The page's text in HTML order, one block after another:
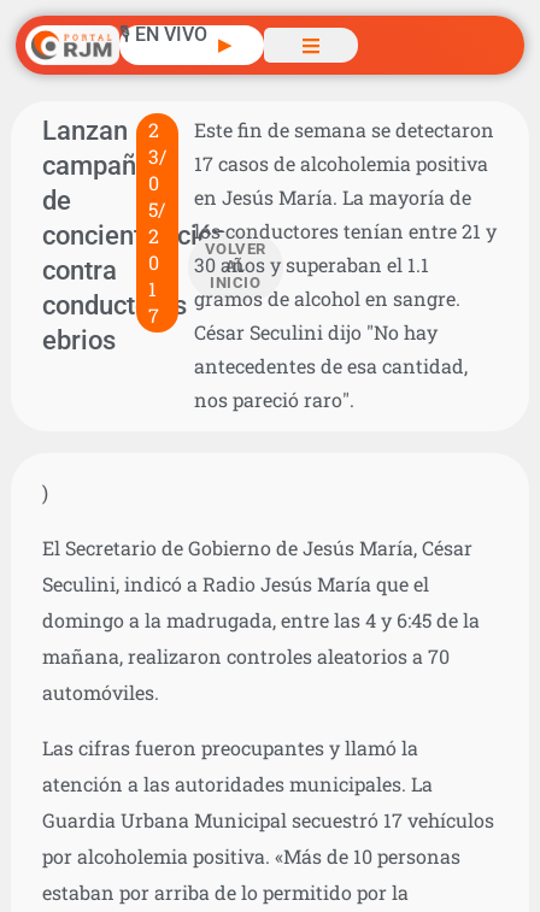
🎙️ EN VIVO ▶
Lanzan
campaña
de
concientización
contra
conductores
ebrios
2
3/
0
5/
2
0
1
7
VOLVER
AL
INICIO
Este fin de semana se detectaron
17 casos de alcoholemia positiva
en Jesús María. La mayoría de
los conductores tenían entre 21 y
30 años y superaban el 1.1
gramos de alcohol en sangre.
César Seculini dijo "No hay
antecedentes de esa cantidad,
nos pareció raro".
)
El Secretario de Gobierno de Jesús María, César
Seculini, indicó a Radio Jesús María que el
domingo a la madrugada, entre las 4 y 6:45 de la
mañana, realizaron controles aleatorios a 70
automóviles.
Las cifras fueron preocupantes y llamó la
atención a las autoridades municipales. La
Guardia Urbana Municipal secuestró 17 vehículos
por alcoholemia positiva. «Más de 10 personas
estaban por arriba de lo permitido por la